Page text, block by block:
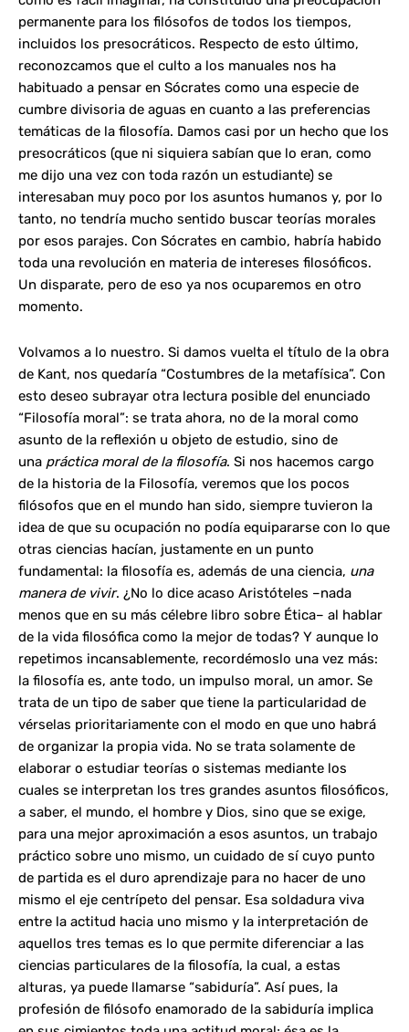
permanente para los filósofos de todos los tiempos,
incluidos los presocráticos. Respecto de esto último,
reconozcamos que el culto a los manuales nos ha
habituado a pensar en Sócrates como una especie de
cumbre divisoria de aguas en cuanto a las preferencias
temáticas de la filosofía. Damos casi por un hecho que los
presocráticos (que ni siquiera sabían que lo eran, como
me dijo una vez con toda razón un estudiante) se
interesaban muy poco por los asuntos humanos y, por lo
tanto, no tendría mucho sentido buscar teorías morales
por esos parajes. Con Sócrates en cambio, habría habido
toda una revolución en materia de intereses filosóficos.
Un disparate, pero de eso ya nos ocuparemos en otro
momento.
Volvamos a lo nuestro. Si damos vuelta el título de la obra
de Kant, nos quedaría “Costumbres de la metafísica”. Con
esto deseo subrayar otra lectura posible del enunciado
“Filosofía moral”: se trata ahora, no de la moral como
asunto de la reflexión u objeto de estudio, sino de
una práctica moral de la filosofía. Si nos hacemos cargo
de la historia de la Filosofía, veremos que los pocos
filósofos que en el mundo han sido, siempre tuvieron la
idea de que su ocupación no podía equipararse con lo que
otras ciencias hacían, justamente en un punto
fundamental: la filosofía es, además de una ciencia, una
manera de vivir. ¿No lo dice acaso Aristóteles –nada
menos que en su más célebre libro sobre Ética– al hablar
de la vida filosófica como la mejor de todas? Y aunque lo
repetimos incansablemente, recordémoslo una vez más:
la filosofía es, ante todo, un impulso moral, un amor. Se
trata de un tipo de saber que tiene la particularidad de
vérselas prioritariamente con el modo en que uno habrá
de organizar la propia vida. No se trata solamente de
elaborar o estudiar teorías o sistemas mediante los
cuales se interpretan los tres grandes asuntos filosóficos,
a saber, el mundo, el hombre y Dios, sino que se exige,
para una mejor aproximación a esos asuntos, un trabajo
práctico sobre uno mismo, un cuidado de sí cuyo punto
de partida es el duro aprendizaje para no hacer de uno
mismo el eje centrípeto del pensar. Esa soldadura viva
entre la actitud hacia uno mismo y la interpretación de
aquellos tres temas es lo que permite diferenciar a las
ciencias particulares de la filosofía, la cual, a estas
alturas, ya puede llamarse “sabiduría”. Así pues, la
profesión de filósofo enamorado de la sabiduría implica